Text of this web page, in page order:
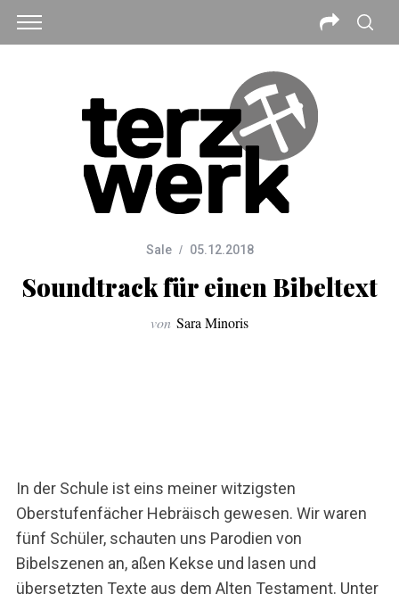
Sale 05.12.2018
Soundtrack für einen Bibeltext
von Sara Minoris
In der Schule ist eins meiner witzigsten
Oberstufenfächer Hebräisch gewesen. Wir waren
fünf Schüler, schauten uns Parodien von
Bibelszenen an, aßen Kekse und lasen und
übersetzten Texte aus dem Alten Testament. Unter